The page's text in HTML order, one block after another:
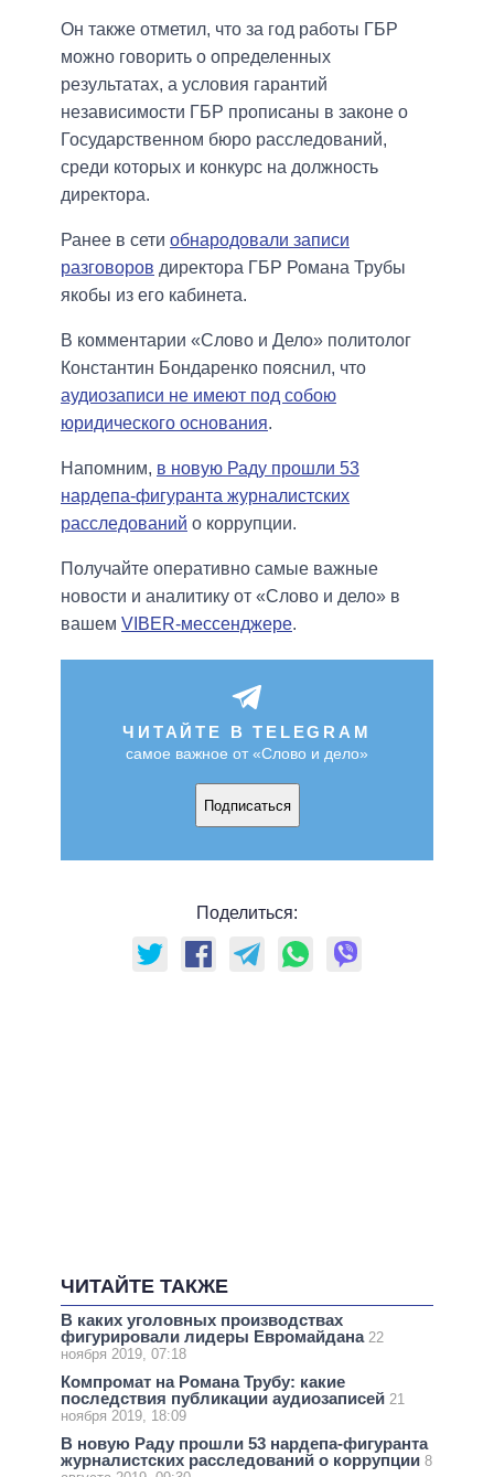
Он также отметил, что за год работы ГБР
можно говорить о определенных
результатах, а условия гарантий
независимости ГБР прописаны в законе о
Государственном бюро расследований,
среди которых и конкурс на должность
директора.
Ранее в сети обнародовали записи
разговоров директора ГБР Романа Трубы
якобы из его кабинета.
В комментарии «Слово и Дело» политолог
Константин Бондаренко пояснил, что
аудиозаписи не имеют под собою
юридического основания.
Напомним, в новую Раду прошли 53
нардепа-фигуранта журналистских
расследований о коррупции.
Получайте оперативно самые важные
новости и аналитику от «Слово и дело» в
вашем VIBER-мессенджере.
ЧИТАЙТЕ В TELEGRAM
самое важное от «Слово и дело»
Подписаться
Поделиться:
ЧИТАЙТЕ ТАКЖЕ
В каких уголовных производствах
фигурировали лидеры Евромайдана 22
ноября 2019, 07:18
Компромат на Романа Трубу: какие
последствия публикации аудиозаписей 21
ноября 2019, 18:09
В новую Раду прошли 53 нардепа-фигуранта
журналистских расследований о коррупции 8